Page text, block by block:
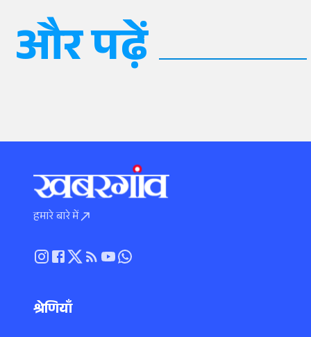
और पढ़ें
हमारे बारे में
श्रेणियाँ